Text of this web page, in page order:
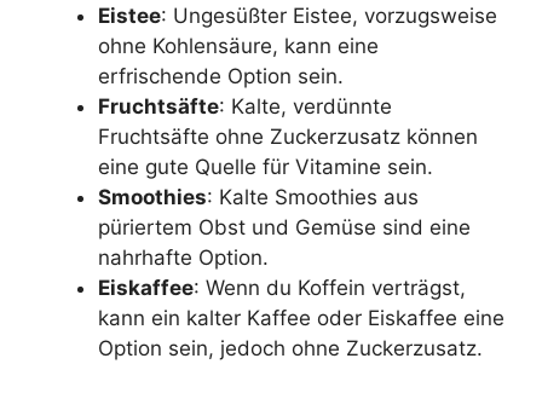
Eistee: Ungesüßter Eistee, vorzugsweise
ohne Kohlensäure, kann eine
erfrischende Option sein.
Fruchtsäfte: Kalte, verdünnte
Fruchtsäfte ohne Zuckerzusatz können
eine gute Quelle für Vitamine sein.
Smoothies: Kalte Smoothies aus
püriertem Obst und Gemüse sind eine
nahrhafte Option.
Eiskaffee: Wenn du Koffein verträgst,
kann ein kalter Kaffee oder Eiskaffee eine
Option sein, jedoch ohne Zuckerzusatz.